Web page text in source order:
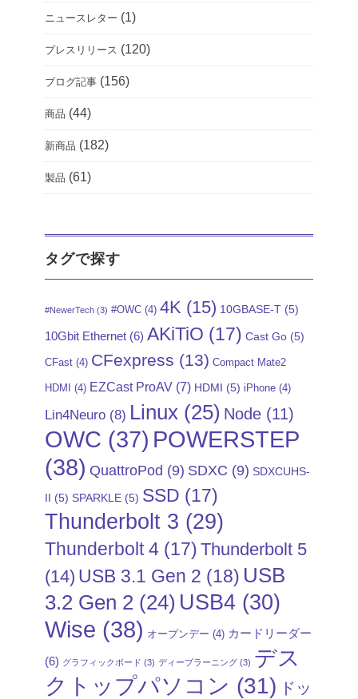
ニュースレター (1)
プレスリリース (120)
ブログ記事 (156)
商品 (44)
新商品 (182)
製品 (61)
タグで探す
#NewerTech (3) #OWC (4) 4K (15) 10GBASE-T (5)
10Gbit Ethernet (6) AKiTiO (17) Cast Go (5)
CFast (4) CFexpress (13) Compact Mate2
HDMI (4) EZCast ProAV (7) HDMI (5) iPhone (4)
Lin4Neuro (8) Linux (25) Node (11)
OWC (37) POWERSTEP
(38) QuattroPod (9) SDXC (9) SDXCUHS-
II (5) SPARKLE (5) SSD (17)
Thunderbolt 3 (29)
Thunderbolt 4 (17) Thunderbolt 5
(14) USB 3.1 Gen 2 (18) USB
3.2 Gen 2 (24) USB4 (30)
Wise (38) オープンデー (4) カードリーダー
(6) グラフィックボード (3) ディープラーニング (3) デス
クトップパソコン (31) ドッ